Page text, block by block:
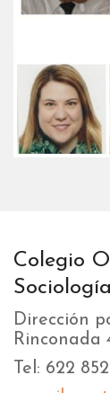
Colegio
Dirección
Rinconada
Tel: 622